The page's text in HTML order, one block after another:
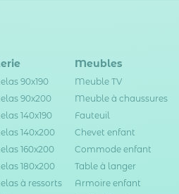
90x190
90x200
140x190
140x200
160x200
180x200
à ressorts
Meubles
Meuble TV
Meuble à chaussures
Fauteuil
Chevet enfant
Commode enfant
Table à langer
Armoire enfant